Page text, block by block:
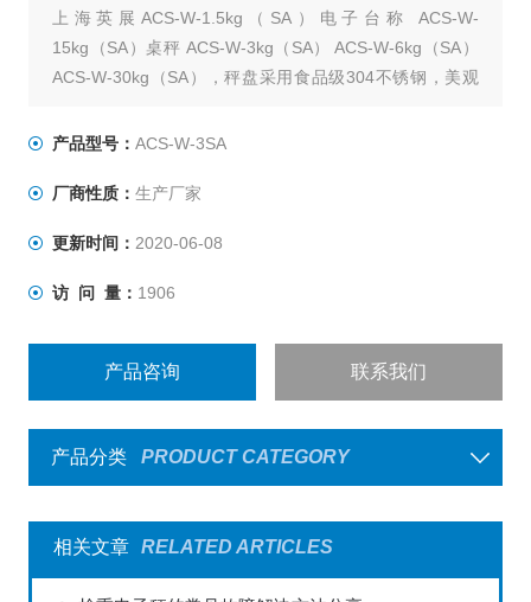
上海英展ACS-W-1.5kg（SA）电子台称 ACS-W-
15kg（SA）桌秤 ACS-W-3kg（SA） ACS-W-6kg（SA）
ACS-W-30kg（SA），秤盘采用食品级304不锈钢，美观
产品型号： ACS-W-3SA
厂商性质： 生产厂家
更新时间： 2020-06-08
访 问 量： 1906
产品咨询 联系我们
产品分类 PRODUCT CATEGORY
相关文章 RELATED ARTICLES